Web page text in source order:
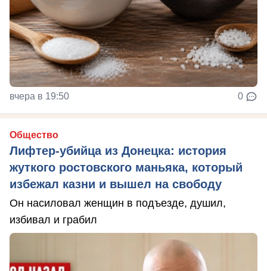
вчера в 19:50 0
Общество
Лифтер-убийца из Донецка: история
жуткого ростовского маньяка, который
избежал казни и вышел на свободу
Он насиловал женщин в подъезде, душил,
избивал и грабил